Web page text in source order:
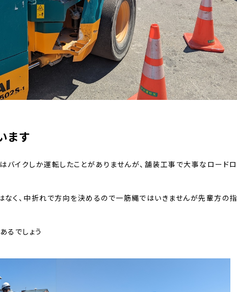
ます
バイクしか運転したことがありませんが、舗装工事で大事なロードロ
く、中折れで方向を決めるので一筋縄ではいきませんが先輩方の指
るでしょう